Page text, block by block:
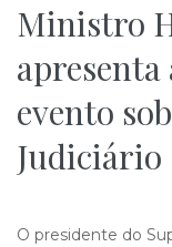
Ministro
apresenta
evento
Judiciário
O presidente do